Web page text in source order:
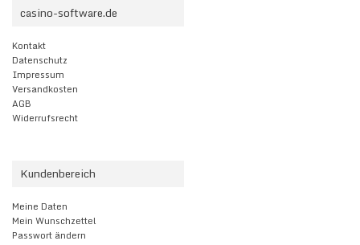
casino-software.de
Kontakt
Datenschutz
Impressum
Versandkosten
AGB
Widerrufsrecht
Kundenbereich
Meine Daten
Mein Wunschzettel
Passwort ändern